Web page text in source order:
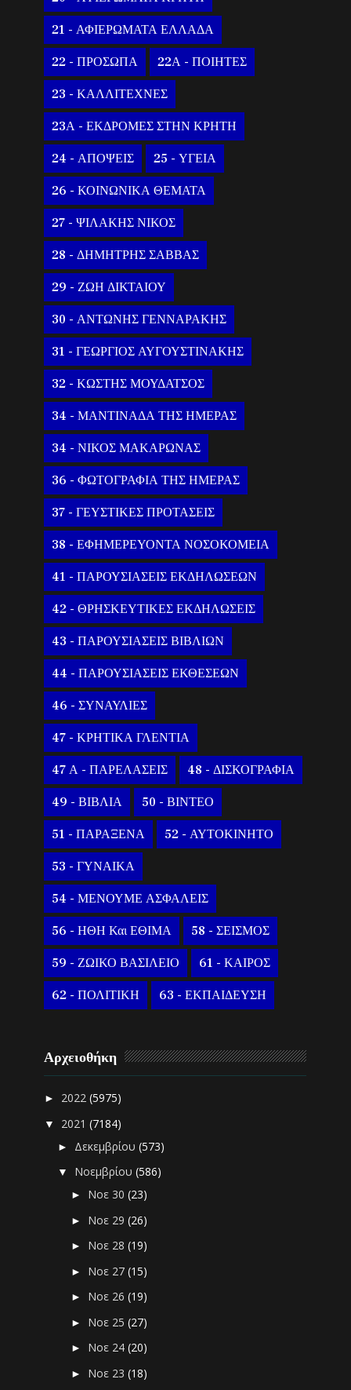
21 - ΑΦΙΕΡΩΜΑΤΑ ΕΛΛΑΔΑ
22 - ΠΡΟΣΩΠΑ 22Α - ΠΟΙΗΤΕΣ
23 - ΚΑΛΛΙΤΕΧΝΕΣ
23Α - ΕΚΔΡΟΜΕΣ ΣΤΗΝ ΚΡΗΤΗ
24 - ΑΠΟΨΕΙΣ 25 - ΥΓΕΙΑ
26 - ΚΟΙΝΩΝΙΚΑ ΘΕΜΑΤΑ
27 - ΨΙΛΑΚΗΣ ΝΙΚΟΣ
28 - ΔΗΜΗΤΡΗΣ ΣΑΒΒΑΣ
29 - ΖΩΗ ΔΙΚΤΑΙΟΥ
30 - ΑΝΤΩΝΗΣ ΓΕΝΝΑΡΑΚΗΣ
31 - ΓΕΩΡΓΙΟΣ ΑΥΓΟΥΣΤΙΝΑΚΗΣ
32 - ΚΩΣΤΗΣ ΜΟΥΔΑΤΣΟΣ
34 - ΜΑΝΤΙΝΑΔΑ ΤΗΣ ΗΜΕΡΑΣ
34 - ΝΙΚΟΣ ΜΑΚΑΡΩΝΑΣ
36 - ΦΩΤΟΓΡΑΦΙΑ ΤΗΣ ΗΜΕΡΑΣ
37 - ΓΕΥΣΤΙΚΕΣ ΠΡΟΤΑΣΕΙΣ
38 - ΕΦΗΜΕΡΕΥΟΝΤΑ ΝΟΣΟΚΟΜΕΙΑ
41 - ΠΑΡΟΥΣΙΑΣΕΙΣ ΕΚΔΗΛΩΣΕΩΝ
42 - ΘΡΗΣΚΕΥΤΙΚΕΣ ΕΚΔΗΛΩΣΕΙΣ
43 - ΠΑΡΟΥΣΙΑΣΕΙΣ ΒΙΒΛΙΩΝ
44 - ΠΑΡΟΥΣΙΑΣΕΙΣ ΕΚΘΕΣΕΩΝ
46 - ΣΥΝΑΥΛΙΕΣ
47 - ΚΡΗΤΙΚΑ ΓΛΕΝΤΙΑ
47 Α - ΠΑΡΕΛΑΣΕΙΣ 48 - ΔΙΣΚΟΓΡΑΦΙΑ
49 - ΒΙΒΛΙΑ 50 - ΒΙΝΤΕΟ
51 - ΠΑΡΑΞΕΝΑ 52 - ΑΥΤΟΚΙΝΗΤΟ
53 - ΓΥΝΑΙΚΑ
54 - ΜΕΝΟΥΜΕ ΑΣΦΑΛΕΙΣ
56 - ΗΘΗ Και ΕΘΙΜΑ 58 - ΣΕΙΣΜΟΣ
59 - ΖΩΙΚΟ ΒΑΣΙΛΕΙΟ 61 - ΚΑΙΡΟΣ
62 - ΠΟΛΙΤΙΚΗ 63 - ΕΚΠΑΙΔΕΥΣΗ
Αρχειοθήκη
► 2022(5975)
▼ 2021(7184)
► Δεκεμβρίου(573)
▼ Νοεμβρίου(586)
► Νοε 30(23)
► Νοε 29(26)
► Νοε 28(19)
► Νοε 27(15)
► Νοε 26(19)
► Νοε 25(27)
► Νοε 24(20)
► Νοε 23(18)